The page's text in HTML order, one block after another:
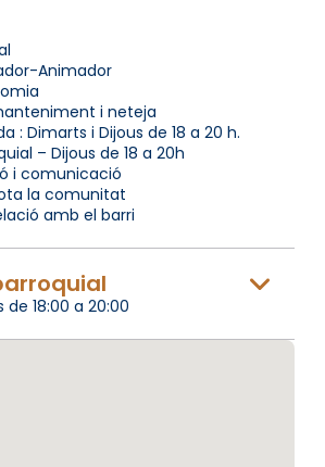
Animador
i neteja
: Dimarts i Dijous de 18 a 20 h.
– Dijous de 18 a 20h
i comunicació
la comunitat
amb el barri
18:00 a 20:00